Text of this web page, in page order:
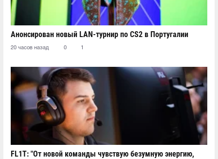
Анонсирован новый LAN-турнир по CS2 в Португалии
20 часов назад 0 1
FL1T: "От новой команды чувствую безумную энергию,